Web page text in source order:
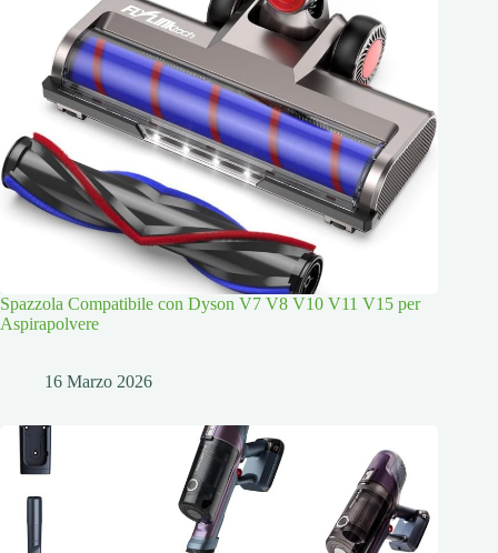
Spazzola Compatibile con Dyson V7 V8 V10 V11 V15 per
Aspirapolvere
16 Marzo 2026